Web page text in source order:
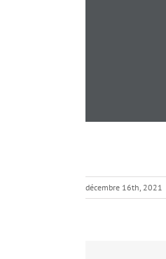
décembre 16th, 2021